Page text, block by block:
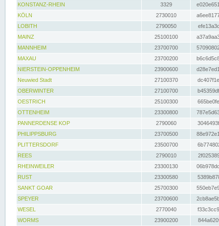
KONSTANZ-RHEIN
3329
KÖLN
2730010
LOBITH
2790050
MAINZ
25100100
MANNHEIM
23700700
MAXAU
23700200
NIERSTEIN-OPPENHEIM
23900600
Neuwied Stadt
27100370
OBERWINTER
27100700
OESTRICH
25100300
OTTENHEIM
23300800
PANNERDENSE KOP
2790060
PHILIPPSBURG
23700500
PLITTERSDORF
23500700
REES
2790010
RHEINWEILER
23300130
RUST
23300580
SANKT GOAR
25700300
SPEYER
23700600
WESEL
2770040
WORMS
23900200